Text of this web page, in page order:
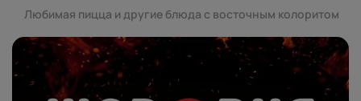
Любимая пицца и другие блюда с восточным колоритом